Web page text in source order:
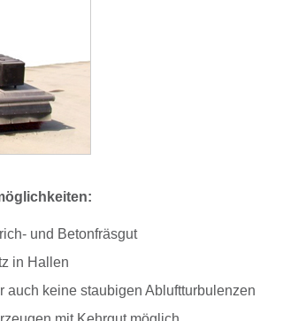
und Betonfräsgut
in Hallen
auch keine staubigen Abluftturbulenzen